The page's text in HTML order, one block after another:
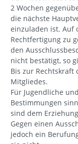
2 Wochen
die nächste
einzuladen ist. Auf
Rechtfertigung zu
den
nicht bestätigt, so
Bis zur Rechtskraft
Mitgliedes.
Für Jugendliche
Bestimmungen
sind dem
Gegen einen
jedoch ein